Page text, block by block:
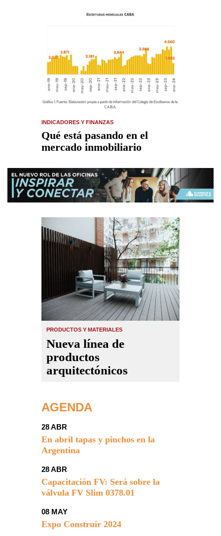
INDICADORES Y FINANZAS
Qué está pasando en el
mercado inmobiliario
PRODUCTOS Y MATERIALES
Nueva línea de
productos
arquitectónicos
AGENDA
28 ABR
En abril tapas y pinchos en la
Argentina
28 ABR
Capacitación FV: Será sobre la
válvula FV Slim 0378.01
08 MAY
Expo Construir 2024